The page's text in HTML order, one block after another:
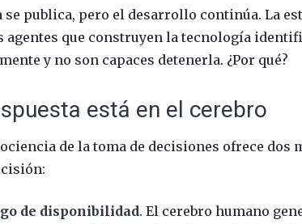
se publica, pero el desarrollo continúa. La
agentes que construyen la tecnología
y no son capaces detenerla. ¿Por qué?
está en el cerebro
de la toma de decisiones ofrece dos
de disponibilidad. El cerebro humano